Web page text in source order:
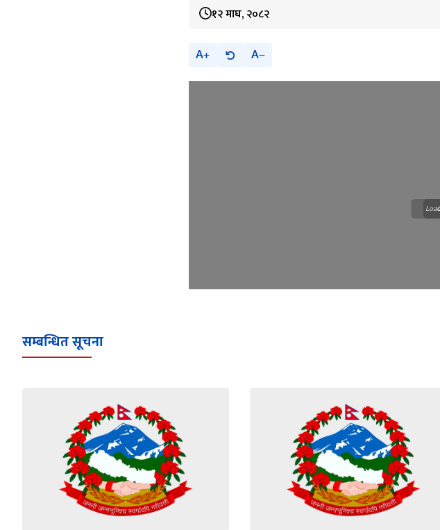
१२ माघ, २०८२
A A
सम्बन्धित सूचना